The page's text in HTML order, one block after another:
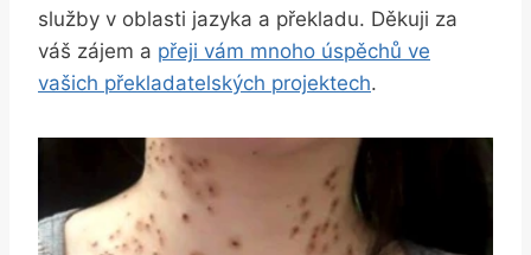
služby v oblasti jazyka a překladu. Děkuji za
váš zájem a přeji vám mnoho úspěchů ve
vašich překladatelských projektech.